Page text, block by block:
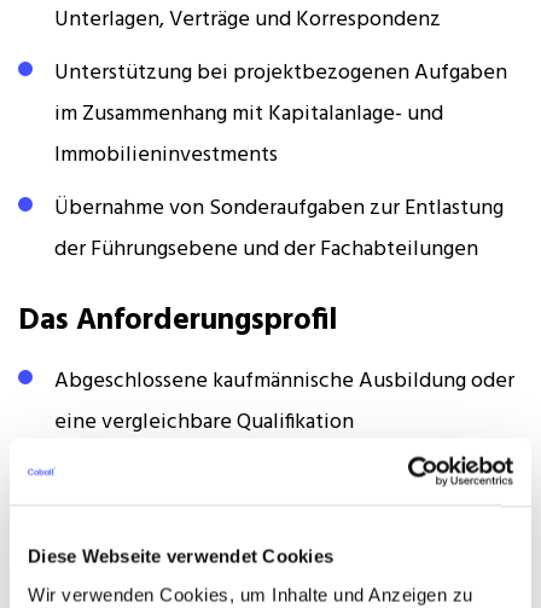
Diese Webseite verwendet Cookies
Wir verwenden Cookies, um Inhalte und Anzeigen zu
Unterlagen, Verträge und Korrespondenz
Unterstützung bei projektbezogenen Aufgaben
im Zusammenhang mit Kapitalanlage- und
Immobilieninvestments
Übernahme von Sonderaufgaben zur Entlastung
der Führungsebene und der Fachabteilungen
Das Anforderungsprofil
Abgeschlossene kaufmännische Ausbildung oder
eine vergleichbare Qualifikation
Berufserfahrung in der Assistenz oder
Immobilien- oder Investmentbranche